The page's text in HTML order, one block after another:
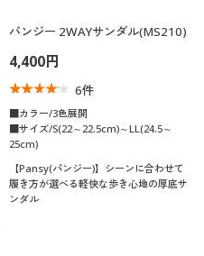
パンジー 2WAYサンダル(MS210)
4,400円
6件
■カラー/3色展開
■サイズ/S(22～22.5cm)～LL(24.5～
25cm)
【Pansy(パンジー)】シーンに合わせて
履き方が選べる軽快な歩き心地の厚底サ
ンダル